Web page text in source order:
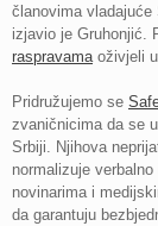
članovima vladajuće
izjavio je Gruhonjić.
raspravamaoživjeli
Pridružujemo se
zvaničnicima da se
Srbiji. Njihova
normalizuje
novinarima i
da garantuju